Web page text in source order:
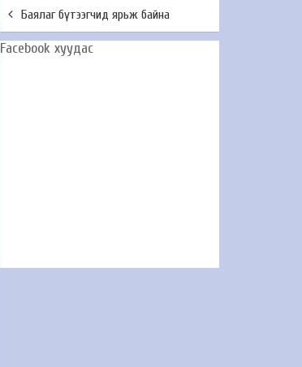
Баялаг бүтээгчид ярьж байна
Facebook хуудас